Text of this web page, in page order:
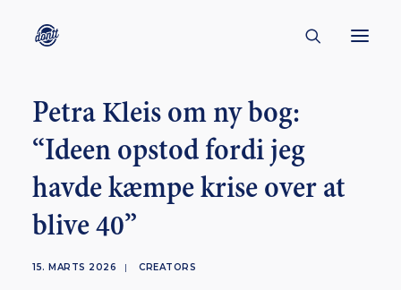
CONTACT
ABOUT
ENGLISH
CREATORS
Petra Kleis om ny bog:
“Ideen opstod fordi jeg
havde kæmpe krise over at
blive 40”
15. MARTS 2026 | CREATORS